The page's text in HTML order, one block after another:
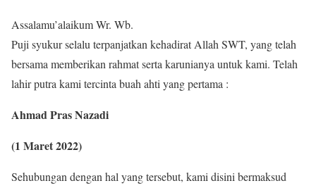
Assalamu’alaikum Wr. Wb.
Puji syukur selalu terpanjatkan kehadirat Allah SWT, yang telah
bersama memberikan rahmat serta karunianya untuk kami. Telah
lahir putra kami tercinta buah ahti yang pertama :
Ahmad Pras Nazadi
(1 Maret 2022)
Sehubungan dengan hal yang tersebut, kami disini bermaksud